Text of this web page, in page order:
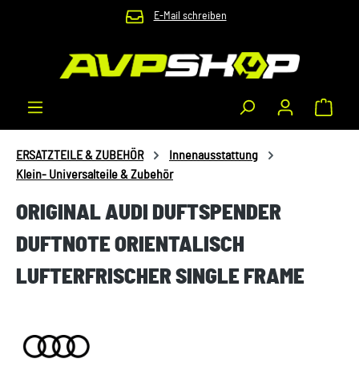
Zum Hauptinhalt springen E-Mail schreiben
ERSATZTEILE & ZUBEHÖR
Innenausstattung
Klein- Universalteile & Zubehör
ORIGINAL AUDI DUFTSPENDER
DUFTNOTE ORIENTALISCH
LUFTERFRISCHER SINGLE FRAME